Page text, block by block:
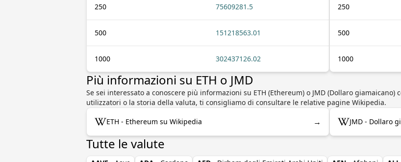
250 75609281.5
500 151218563.01
1000 302437126.02
250
500
1000
Più informazioni su ETH o JMD
Se sei interessato a conoscere più informazioni su ETH (Ethereum) o JMD (Dollaro
utilizzatori o la storia della valuta, ti consigliamo di consultare le relative pagine Wikipedia.
ETH - Ethereum su Wikipedia → JMD - Dollaro
Tutte le valute